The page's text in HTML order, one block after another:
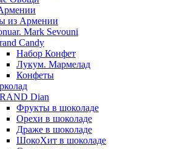
из Армении
Mark Sevouni
Candy
Набор Конфет
Лукум. Мармелад
Конфеты
Dian
Фрукты в шоколаде
Орехи в шоколаде
Драже в шоколаде
ШокоХит в шоколаде